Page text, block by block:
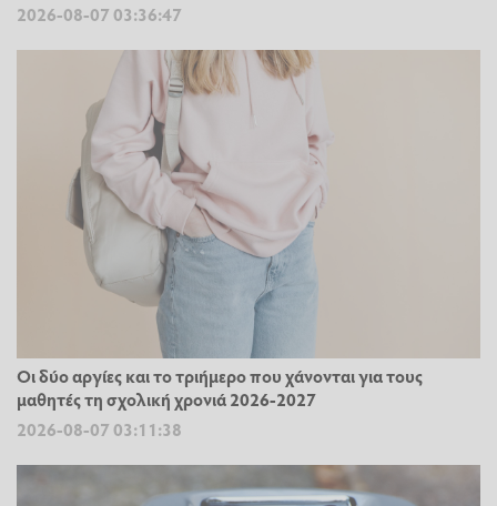
2026-08-07 03:36:47
Οι δύο αργίες και το τριήμερο που χάνονται για τους
μαθητές τη σχολική χρονιά 2026-2027
2026-08-07 03:11:38